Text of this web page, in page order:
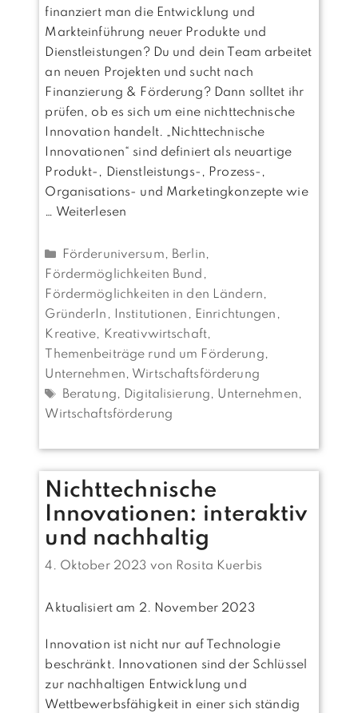
finanziert man die Entwicklung und
Markteinführung neuer Produkte und
Dienstleistungen? Du und dein Team arbeitet
an neuen Projekten und sucht nach
Finanzierung & Förderung? Dann solltet ihr
prüfen, ob es sich um eine nichttechnische
Innovation handelt. „Nichttechnische
Innovationen“ sind definiert als neuartige
Produkt-, Dienstleistungs-, Prozess-,
Organisations- und Marketingkonzepte wie
… Weiterlesen
Kategorien
Förderuniversum, Berlin,
Fördermöglichkeiten Bund ,
Fördermöglichkeiten in den Ländern,
GründerIn , Institutionen, Einrichtungen ,
Kreative, Kreativwirtschaft,
Themenbeiträge rund um Förderung,
Unternehmen, Wirtschaftsförderung
Schlagwörter
Beratung, Digitalisierung, Unternehmen,
Wirtschaftsförderung
Nichttechnische
Innovationen: interaktiv
und nachhaltig
4. Oktober 2023 von Rosita Kuerbis
Aktualisiert am 2. November 2023
Innovation ist nicht nur auf Technologie
beschränkt. Innovationen sind der Schlüssel
zur nachhaltigen Entwicklung und
Wettbewerbsfähigkeit in einer sich ständig